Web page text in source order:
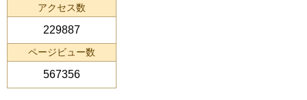
アクセス数
229887
ページビュー数
567356